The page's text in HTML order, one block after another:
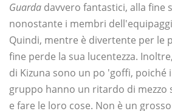
Guarda davvero fantastici, alla fine
nonostante i membri
Quindi, mentre è divertente per le
fine perde la sua lucentezza.
di Kizuna sono un po 'goffi, poiché
gruppo hanno un ritardo di mezzo
e fare le loro cose. Non è un